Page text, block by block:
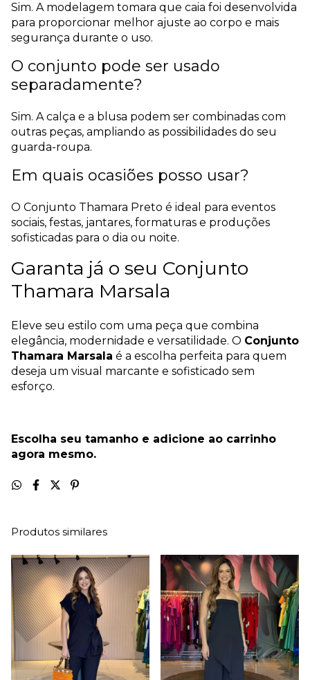
Sim. A modelagem tomara que caia foi desenvolvida
para proporcionar melhor ajuste ao corpo e mais
segurança durante o uso.
O conjunto pode ser usado
separadamente?
Sim. A calça e a blusa podem ser combinadas com
outras peças, ampliando as possibilidades do seu
guarda-roupa.
Em quais ocasiões posso usar?
O Conjunto Thamara Preto é ideal para eventos
sociais, festas, jantares, formaturas e produções
sofisticadas para o dia ou noite.
Garanta já o seu Conjunto
Thamara Marsala
Eleve seu estilo com uma peça que combina
elegância, modernidade e versatilidade. O Conjunto
Thamara Marsala é a escolha perfeita para quem
deseja um visual marcante e sofisticado sem
esforço.
Escolha seu tamanho e adicione ao carrinho
agora mesmo.
Produtos similares